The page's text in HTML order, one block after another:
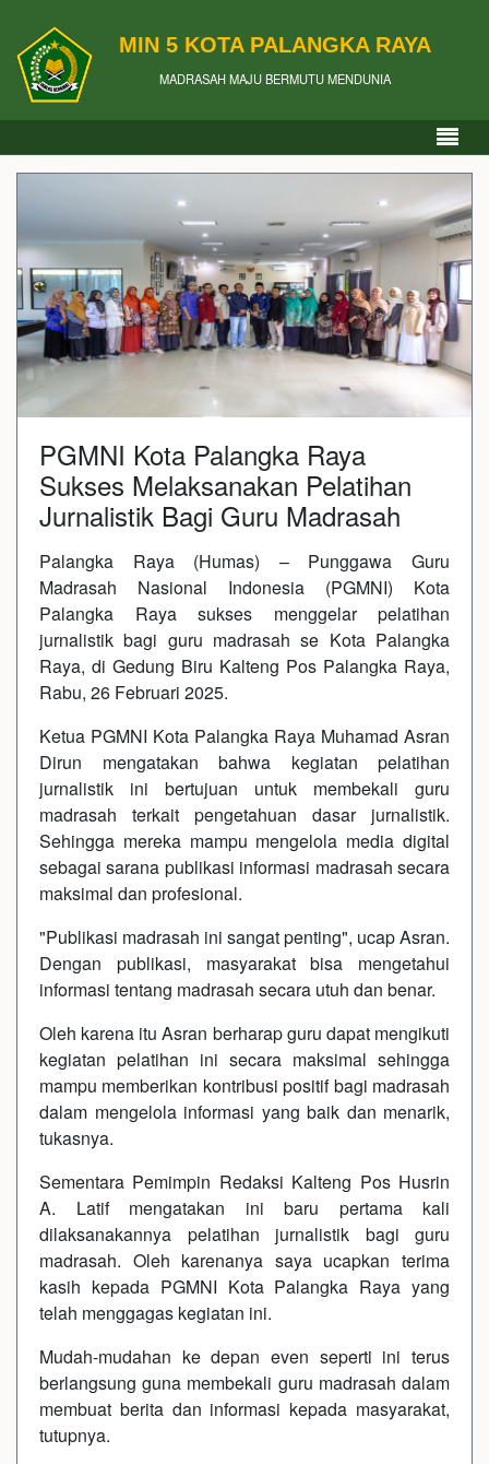
MIN 5 KOTA PALANGKA RAYA
MADRASAH MAJU BERMUTU MENDUNIA
PGMNI Kota Palangka Raya
Sukses Melaksanakan Pelatihan
Jurnalistik Bagi Guru Madrasah
Palangka Raya (Humas) – Punggawa Guru
Madrasah Nasional Indonesia (PGMNI) Kota
Palangka Raya sukses menggelar pelatihan
jurnalistik bagi guru madrasah se Kota Palangka
Raya, di Gedung Biru Kalteng Pos Palangka Raya,
Rabu, 26 Februari 2025.
Ketua PGMNI Kota Palangka Raya Muhamad Asran
Dirun mengatakan bahwa kegiatan pelatihan
jurnalistik ini bertujuan untuk membekali guru
madrasah terkait pengetahuan dasar jurnalistik.
Sehingga mereka mampu mengelola media digital
sebagai sarana publikasi informasi madrasah secara
maksimal dan profesional.
"Publikasi madrasah ini sangat penting", ucap Asran.
Dengan publikasi, masyarakat bisa mengetahui
informasi tentang madrasah secara utuh dan benar.
Oleh karena itu Asran berharap guru dapat mengikuti
kegiatan pelatihan ini secara maksimal sehingga
mampu memberikan kontribusi positif bagi madrasah
dalam mengelola informasi yang baik dan menarik,
tukasnya.
Sementara Pemimpin Redaksi Kalteng Pos Husrin
A. Latif mengatakan ini baru pertama kali
dilaksanakannya pelatihan jurnalistik bagi guru
madrasah. Oleh karenanya saya ucapkan terima
kasih kepada PGMNI Kota Palangka Raya yang
telah menggagas kegiatan ini.
Mudah-mudahan ke depan even seperti ini terus
berlangsung guna membekali guru madrasah dalam
membuat berita dan informasi kepada masyarakat,
tutupnya.